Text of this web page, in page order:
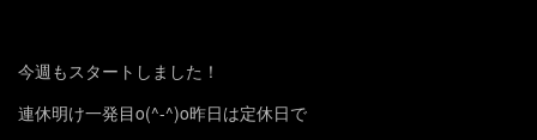
今週もスタートしました！
連休明け一発目o(^-^)o昨日は定休日で